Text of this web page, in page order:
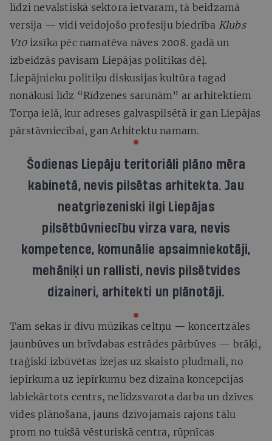
līdzi nevalstiskā sektora ietvaram, tā beidzamā
versija — vidi veidojošo profesiju biedrība Klubs
V10izsīka pēc namatēva nāves 2008. gadā un
izbeidzās pavisam Liepājas politikas dēļ.
Liepājnieku politiķu diskusijas kultūra tagad
nonākusi līdz “Rīdzenes sarunām” ar arhitektiem
Torņa ielā, kur adreses galvaspilsētā ir gan Liepājas
pārstāvniecībai, gan Arhitektu namam.
Šodienas Liepāju teritoriāli plāno mēra
kabinetā, nevis pilsētas arhitekta. Jau
neatgriezeniski ilgi Liepājas
pilsētbūvniecību virza vara, nevis
kompetence, komunālie apsaimniekotāji,
mehāniķi un rallisti, nevis pilsētvides
dizaineri, arhitekti un plānotāji.
Tam sekas ir divu mūzikas celtņu — koncertzāles
jaunbūves un brīvdabas estrādes pārbūves — brāķi,
traģiski izbūvētas izejas uz skaisto pludmali, no
iepirkuma uz iepirkumu bez dizaina koncepcijas
labiekārtots centrs, nelīdzsvarota darba un dzīves
vides plānošana, jauns dzīvojamais rajons tālu
prom no tukšā vēsturiskā centra, rūpnīcas